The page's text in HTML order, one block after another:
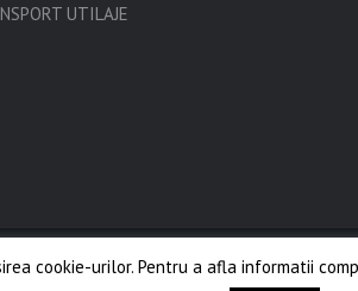
UTILAJE
©Inter Cargo 2011 – 2020.
cookie-urilor. Pentru a afla informatii